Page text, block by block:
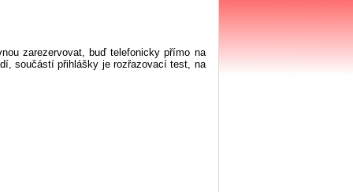
zarezervovat, buď telefonicky přímo na
součástí přihlášky je rozřazovací test, na